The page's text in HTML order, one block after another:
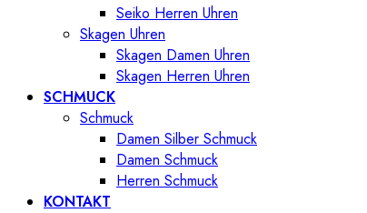
Seiko Herren Uhren
Skagen Uhren
Skagen Damen Uhren
Skagen Herren Uhren
SCHMUCK
Schmuck
Damen Silber Schmuck
Damen Schmuck
Herren Schmuck
KONTAKT